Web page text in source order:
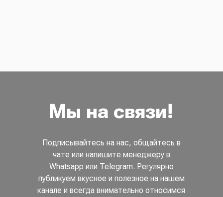
Мы на связи!
Подписывайтесь на нас, общайтесь в
чате или напишите менеджеру в
Whatsapp или Telegram. Регулярно
публикуем вкусное и полезное на нашем
канале и всегда внимательно относимся